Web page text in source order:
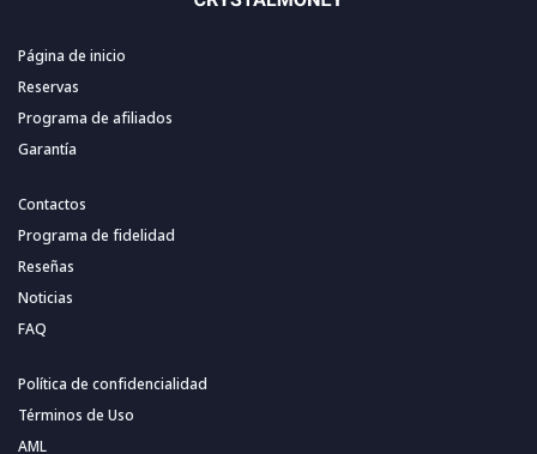
Página de inicio
Reservas
Programa de afiliados
Garantía
Contactos
Programa de fidelidad
Reseñas
Noticias
FAQ
Política de confidencialidad
Términos de Uso
AML